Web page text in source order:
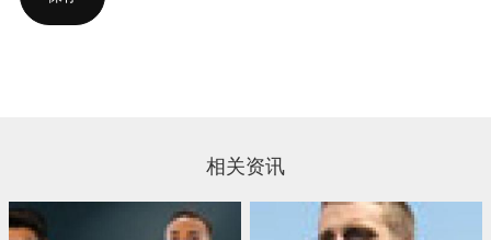
相关资讯